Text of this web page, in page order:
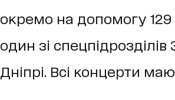
окремо на допомогу
один зі спецпідрозділів
Дніпрі. Всі концерти